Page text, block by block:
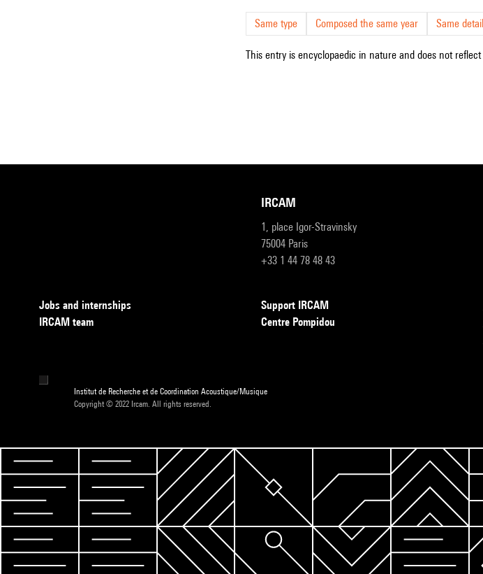
Same type Composed the same year Same
This entry is encyclopaedic in nature and does not
IRCAM
1, place Igor-Stravinsky
75004 Paris
+33 1 44 78 48 43
Jobs and internships
IRCAM team
Support IRCAM
Centre Pompidou
Institut de Recherche et de Coordination Acoustique/Musique
Copyright © 2022 Ircam. All rights reserved.